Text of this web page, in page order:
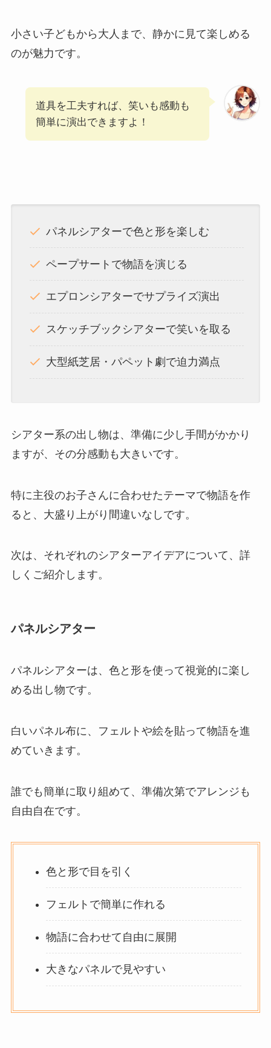
小さい子どもから大人まで、静かに見て楽しめる
のが魅力です。
道具を工夫すれば、笑いも感動も
簡単に演出できますよ！
パネルシアターで色と形を楽しむ
ペープサートで物語を演じる
エプロンシアターでサプライズ演出
スケッチブックシアターで笑いを取る
大型紙芝居・パペット劇で迫力満点
シアター系の出し物は、準備に少し手間がかかり
ますが、その分感動も大きいです。
特に主役のお子さんに合わせたテーマで物語を作
ると、大盛り上がり間違いなしです。
次は、それぞれのシアターアイデアについて、詳
しくご紹介します。
パネルシアター
パネルシアターは、色と形を使って視覚的に楽し
める出し物です。
白いパネル布に、フェルトや絵を貼って物語を進
めていきます。
誰でも簡単に取り組めて、準備次第でアレンジも
自由自在です。
色と形で目を引く
フェルトで簡単に作れる
物語に合わせて自由に展開
大きなパネルで見やすい